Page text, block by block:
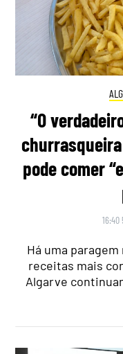
“O
churrasqueira
pode comer
16:40
Há uma paragem
receitas mais
Algarve